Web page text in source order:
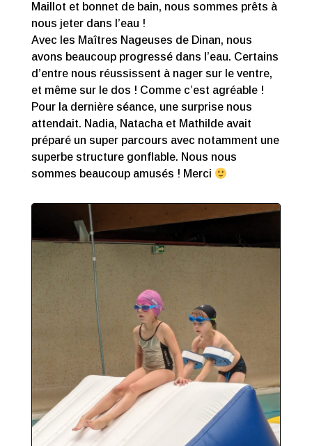
Maillot et bonnet de bain, nous sommes prêts à
nous jeter dans l’eau !
Avec les Maîtres Nageuses de Dinan, nous
avons beaucoup progressé dans l’eau. Certains
d’entre nous réussissent à nager sur le ventre,
et même sur le dos ! Comme c’est agréable !
Pour la dernière séance, une surprise nous
attendait. Nadia, Natacha et Mathilde avait
préparé un super parcours avec notamment une
superbe structure gonflable. Nous nous
sommes beaucoup amusés ! Merci